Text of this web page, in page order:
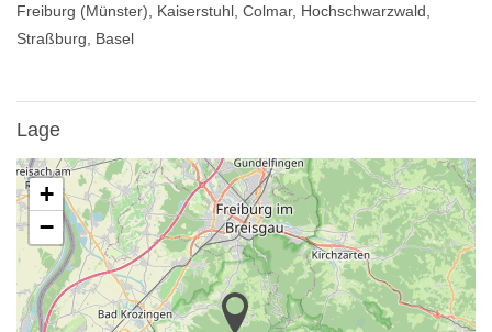
Freiburg (Münster), Kaiserstuhl, Colmar, Hochschwarzwald,
Straßburg, Basel
Lage
+
−